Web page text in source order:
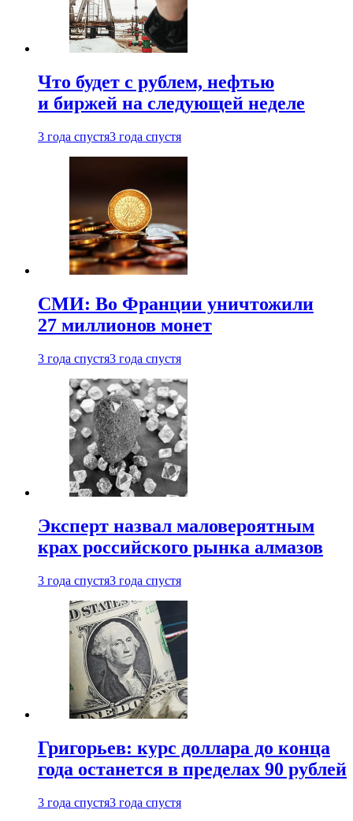
Что будет с рублем, нефтью
и биржей на следующей неделе
3 года спустя3 года спустя
СМИ: Во Франции уничтожили
27 миллионов монет
3 года спустя3 года спустя
Эксперт назвал маловероятным
крах российского рынка алмазов
3 года спустя3 года спустя
Григорьев: курс доллара до конца
года останется в пределах 90 рублей
3 года спустя3 года спустя